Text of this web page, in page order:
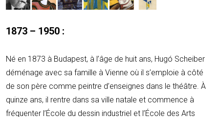
1873 – 1950 :
Né en 1873 à Budapest, à l’âge de huit ans, Hugó Scheiber
déménage avec sa famille à Vienne où il s’emploie à côté
de son père comme peintre d’enseignes dans le théâtre. À
quinze ans, il rentre dans sa ville natale et commence à
fréquenter l’École du dessin industriel et l’École des Arts